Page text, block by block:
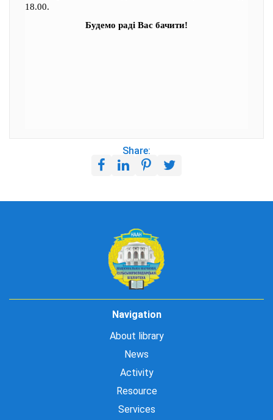
18.00.
Будемо раді Вас бачити!
Share:
Navigation
About library
News
Activity
Resource
Services